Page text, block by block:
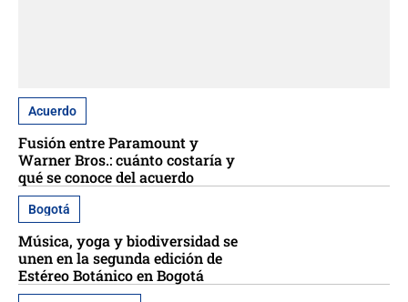
Acuerdo
Fusión entre Paramount y
Warner Bros.: cuánto costaría y
qué se conoce del acuerdo
Bogotá
Música, yoga y biodiversidad se
unen en la segunda edición de
Estéreo Botánico en Bogotá